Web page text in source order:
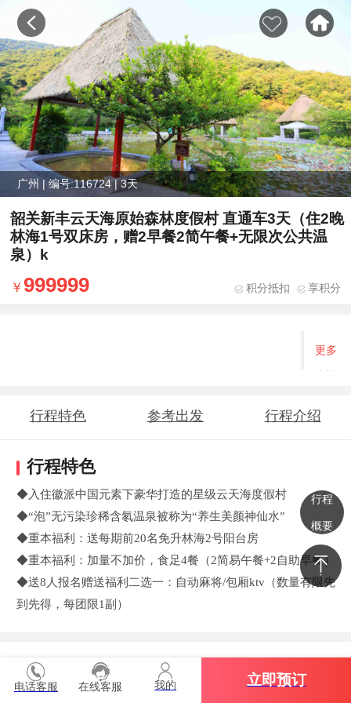
行程
概要
电话客服 在线客服 我的 立即预订
广州 | 编号:116724 | 3天
韶关新丰云天海原始森林度假村 直通车3天（住2晚
林海1号双床房，赠2早餐2简午餐+无限次公共温
泉）k
999999 积分抵扣 享积分
更多
行程特色 参考出发 行程介绍
行程特色
◆入住徽派中国元素下豪华打造的星级云天海度假村
◆“泡”无污染珍稀含氡温泉被称为“养生美颜神仙水”
◆重本福利：送每期前20名免升林海2号阳台房
◆重本福利：加量不加价，食足4餐（2简易午餐+2自助早餐）
◆送8人报名赠送福利二选一：自动麻将/包厢ktv（数量有限先
到先得，每团限1副）
参考出发时间地点